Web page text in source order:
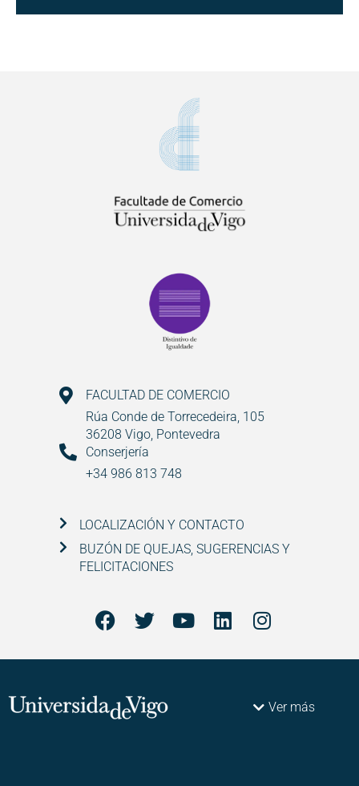
FACULTAD DE COMERCIO
Rúa Conde de Torrecedeira, 105
36208 Vigo, Pontevedra
Conserjería
+34 986 813 748
LOCALIZACIÓN Y CONTACTO
BUZÓN DE QUEJAS, SUGERENCIAS Y
FELICITACIONES
Ver más